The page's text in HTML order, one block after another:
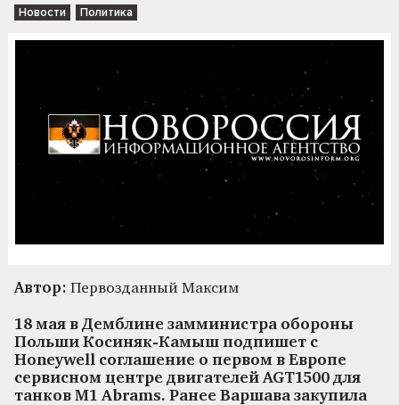
Новости Политика
Автор: Первозданный Максим
18 мая в Демблине замминистра обороны
Польши Косиняк-Камыш подпишет с
Honeywell соглашение о первом в Европе
сервисном центре двигателей AGT1500 для
танков M1 Abrams. Ранее Варшава закупила